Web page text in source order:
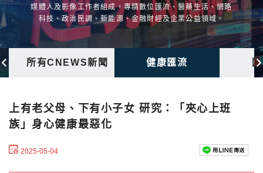
媒體人及影像工作者組成，專精數位匯流、醫藥生活、網路
科技、政治民調、新能源、金融財經及企業公益領域。
所有CNEWS新聞 健康匯流
上有老父母、下有小子女 研究：「夾心上班
族」身心健康最惡化
2025-05-04